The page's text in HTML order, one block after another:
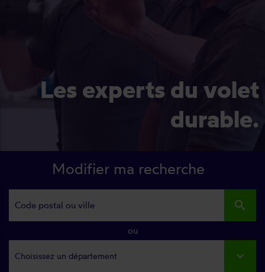
Les experts du volet
durable.
Modifier ma recherche
search
ou
Choisissez un département